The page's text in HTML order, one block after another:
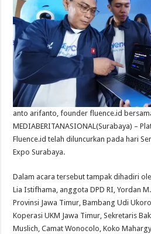
anto arifanto, founder fluence.id
MEDIABERITANASIONAL(Surabaya) –
Fluence.id telah diluncurkan pada hari
Expo Surabaya.
Dalam acara tersebut tampak dihadiri
Lia Istifhama, anggota DPD RI, Yordan
Provinsi Jawa Timur, Bambang Udi
Koperasi UKM Jawa Timur, Sekretaris
Muslich, Camat Wonocolo, Koko